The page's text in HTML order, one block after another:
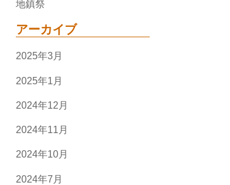
地鎮祭
アーカイブ
2025年3月
2025年1月
2024年12月
2024年11月
2024年10月
2024年7月